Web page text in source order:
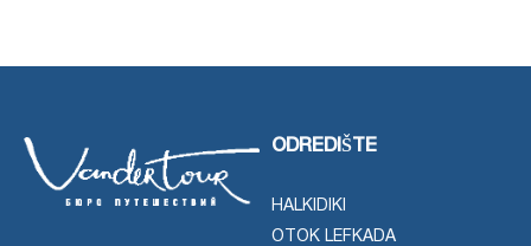
ODREDIŠTE
HALKIDIKI
OTOK LEFKADA